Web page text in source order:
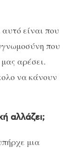
είναι που
που
αρέσει.
να κάνουν
αλλάζει;
μια